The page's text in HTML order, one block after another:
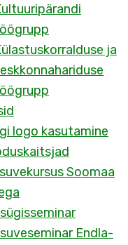
ja
logo kasutamine
Soomaa
Endla-